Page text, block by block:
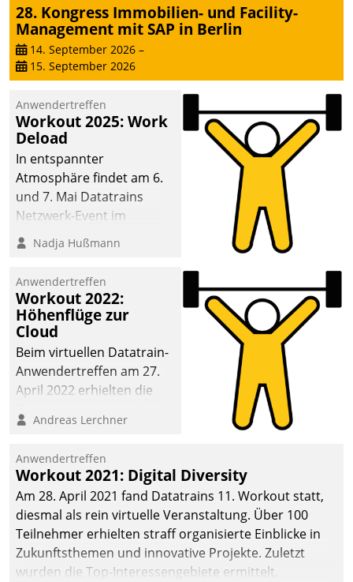
28. Kongress Immobilien- und Facility-
Management mit SAP in Berlin
14. September 2026 –
15. September 2026
Anwendertreffen
Workout 2025: Work
Deload
In entspannter
Atmosphäre findet am 6.
und 7. Mai Datatrains
Netzwerk-Event im
Kunden- und Partnerkreis
statt. Zentrale Frage: Wie
Mammutprojekte
meistern und Workloads
wuppen – bei zunehmend
anspruchsvollen
Aufgaben und
abnehmendem
Nadja Hußmann
Anwendertreffen
Workout 2022:
Höhenflüge zur
Cloud
Beim virtuellen Datatrain-
Anwendertreffen am 27.
April 2022 erhielten die
Teilnehmer kurzweilige
Cloud-Strategien und -
Lösungen mit hohem
Zukunftspotenzial.
Andreas Lerchner
Anwendertreffen
Workout 2021: Digital Diversity
Am 28. April 2021 fand Datatrains 11. Workout statt,
diesmal als rein virtuelle Veranstaltung. Über 100
Teilnehmer erhielten straff organisierte Einblicke in
Zukunftsthemen und innovative Projekte. Zuletzt
wurden die Top-Interessengebiete ermittelt.